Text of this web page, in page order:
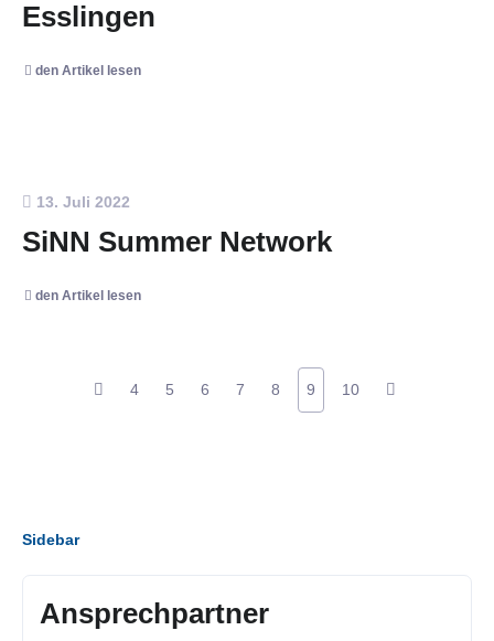
Esslingen
den Artikel lesen
13. Juli 2022
SiNN Summer Network
den Artikel lesen
4 5 6 7 8 9 10
Sidebar
Ansprechpartner